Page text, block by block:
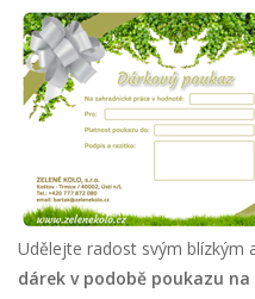
Udělejte radost svým blízkým
dárek v podobě poukazu